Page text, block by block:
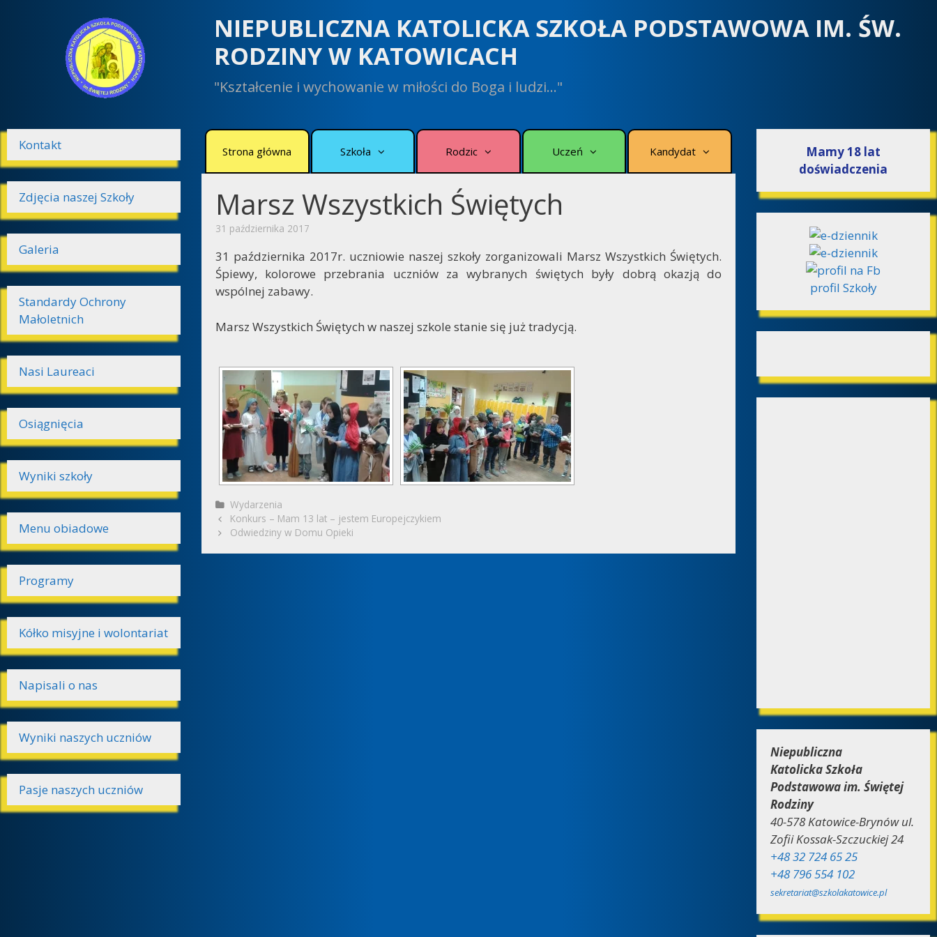
NIEPUBLICZNA KATOLICKA SZKOŁA PODSTAWOWA IM. ŚW.
RODZINY W KATOWICACH
"Kształcenie i wychowanie w miłości do Boga i ludzi…"
Strona główna Szkoła Rodzic Uczeń Kandydat
Marsz Wszystkich Świętych
31 października 2017
31 października 2017r. uczniowie naszej szkoły zorganizowali Marsz Wszystkich Świętych.
Śpiewy, kolorowe przebrania uczniów za wybranych świętych były dobrą okazją do
wspólnej zabawy.
Marsz Wszystkich Świętych w naszej szkole stanie się już tradycją.
Kategorie
Wydarzenia
Zobacz
wpisy
Konkurs – Mam 13 lat – jestem Europejczykiem
Odwiedziny w Domu Opieki
Kontakt
Zdjęcia naszej Szkoły
Galeria
Standardy Ochrony
Małoletnich
Nasi Laureaci
Osiągnięcia
Wyniki szkoły
Menu obiadowe
Programy
Kółko misyjne i wolontariat
Napisali o nas
Wyniki naszych uczniów
Pasje naszych uczniów
Mamy 18 lat
doświadczenia
profil Szkoły
Niepubliczna
Katolicka Szkoła
Podstawowa im. Świętej
Rodziny
40-578 Katowice-Brynów ul.
Zofii Kossak-Szczuckiej 24
+48 32 724 65 25
+48 796 554 102
sekretariat@szkolakatowice.pl